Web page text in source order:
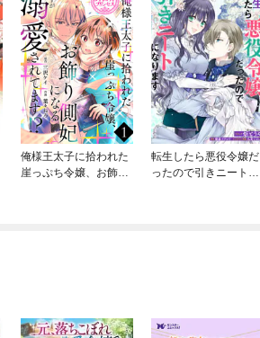
俺様王太子に拾われた
崖っぷち令嬢、お飾り
転生したら悪役令嬢だ
ったので引きニートに